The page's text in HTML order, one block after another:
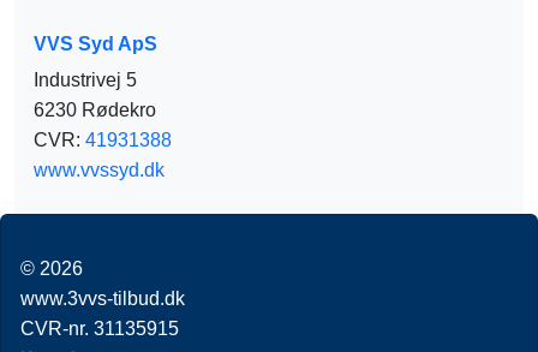
VVS Syd ApS
Industrivej 5
6230 Rødekro
CVR: 41931388
www.vvssyd.dk
© 2026
www.3vvs-tilbud.dk
CVR-nr. 31135915